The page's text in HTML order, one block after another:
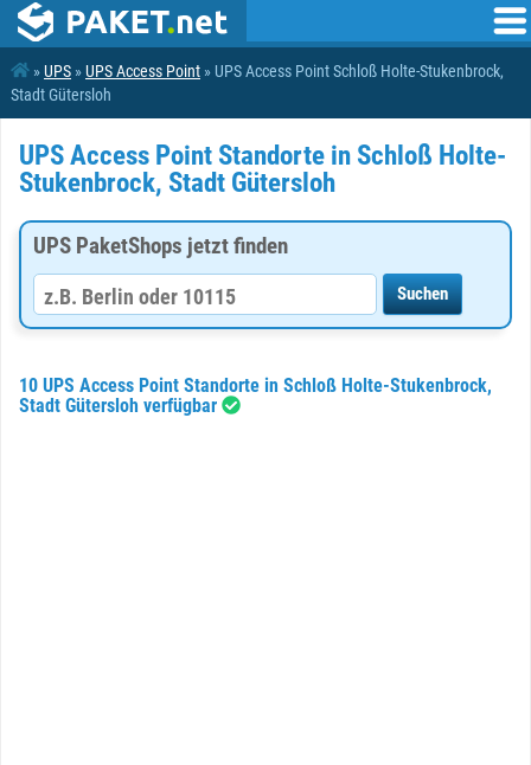
»UPS »UPS Access Point » UPS Access Point Schloß Holte-Stukenbrock,
Stadt Gütersloh
UPS Access Point Standorte in Schloß Holte-
Stukenbrock, Stadt Gütersloh
UPS PaketShops jetzt finden
10 UPS Access Point Standorte in Schloß Holte-Stukenbrock,
Stadt Gütersloh verfügbar